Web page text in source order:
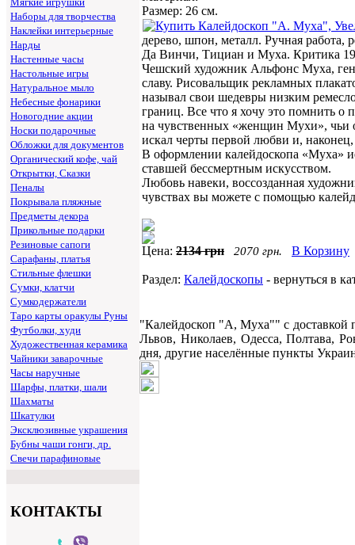
Наборы для творчества
Наклейки интерьерные
Нарды
Настенные часы
Настольные игры
Натуральное мыло
Небесные фонарики
Новогодние акции
Носки подарочные
Обложки для документов
Органический кофе, чай
Открытки, Сказки
Пеналы
Покрывала пляжные
Предметы декора
Прикольные подарки
Резиновые сапоги
Сарафаны, платья
Стильные флешки
Сумки, клатчи
Сумкодержатели
Таро карты оракулы Руны
Футболки, худи
Художественная керамика
Чайники заварочные
Часы наручные
Шарфы, платки, шали
Шахматы
Шкатулки
Эксклюзивные украшения
Бубны чаши гонги, др.
Свечи парафиновые
КОНТАКТЫ
Размер: 26 см.
дерево, шпон, металл. Ручная
Да Винчи, Тициан и Муха. Критика 19
Чешский художник Альфонс Муха,
славу. Рисовальщик рекламных
называл свои шедевры низким
границ. Все что я хочу это помнить о
на чувственных «женщин Мухи», чьи
искал черты первой любви и,
В оформлении калейдоскопа «Муха»
ставшей бессмертным искусством.
Любовь навеки, воссозданная
чувствах вы можете с помощью
Цена: 2134 грн 2070 грн. В Корзину
Раздел: Калейдоскопы - вернуться в
"Калейдоскоп "А, Муха"" c доставкой
Львов, Николаев, Одесса, Полтава,
дня, другие населённые пункты